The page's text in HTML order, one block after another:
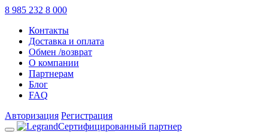
8 985 232 8 000
Контакты
Доставка и оплата
Обмен /возврат
О компании
Партнерам
Блог
FAQ
Авторизация Регистрация
Сертифицированный партнер